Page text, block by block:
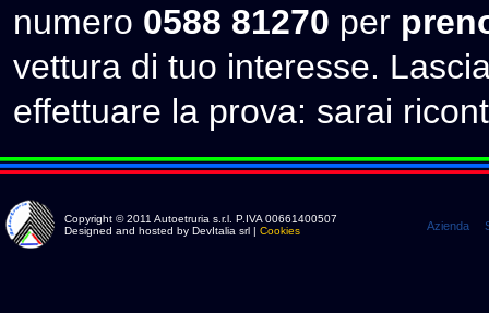
numero 0588 81270 per
vettura di tuo interesse.
effettuare la prova: sarai
Copyright © 2011 Autoetruria s.r.l. P.IVA 00661400507
Designed and hosted by DevItalia srl | Cookies Azienda